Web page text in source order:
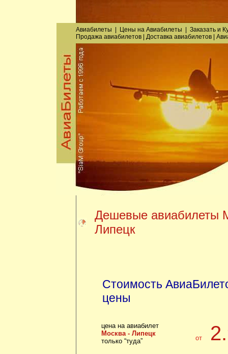
Авиабилеты Цены на Авиабилеты Заказатьи
Продажа авиабилетов| Доставка авиабилетов|
Дешевые авиабилеты
Липецк
Стоимость
цены
цена на авиабилет
Москва - Липецк
только “туда”
от